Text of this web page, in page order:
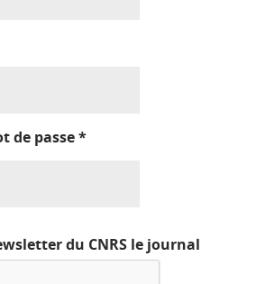
de passe*
du CNRS le journal